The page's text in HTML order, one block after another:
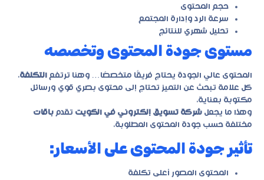
حجم المحتوى
سرعة الرد وإدارة المجتمع
تحليل شهري للنتائج
مستوى جودة المحتوى وتخصصه
المحتوى عالي الجودة يحتاج فريقًا متخصصًا… وهنا ترتفع التكلفة.
كل علامة تبحث عن التميز تحتاج إلى محتوى بصري قوي ورسائل
مكتوبة بعناية.
وهذا ما يجعل شركة تسويق إلكتروني في الكويت تقدم باقات
مختلفة حسب جودة المحتوى المطلوبة.
تأثير جودة المحتوى على الأسعار:
المحتوى المصور أعلى تكلفة